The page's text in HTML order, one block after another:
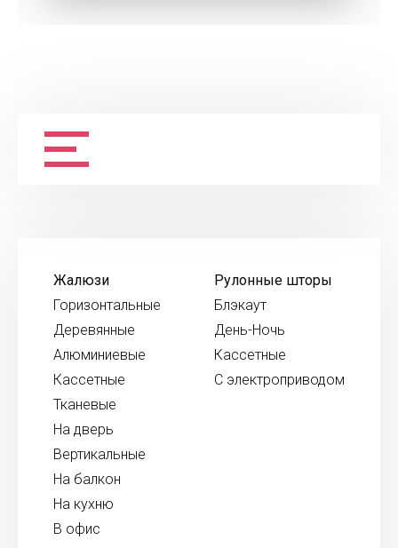
Жалюзи
Горизонтальные
Деревянные
Алюминиевые
Кассетные
Тканевые
На дверь
Вертикальные
На балкон
На кухню
В офис
Рулонные шторы
Блэкаут
День-Ночь
Кассетные
С электроприводом